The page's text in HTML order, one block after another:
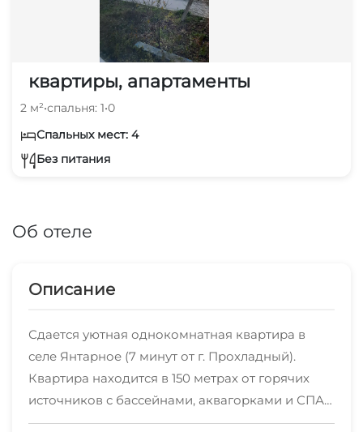
квартиры, апартаменты
2 м²•спальня: 1•0
Спальных мест: 4
Без питания
Об отеле
Описание
Сдается уютная однокомнатная квартира в
селе Янтарное (7 минут от г. Прохладный).
Квартира находится в 150 метрах от горячих
источников с бассейнами, аквагорками и СПА-
центром. В 5 минутах ходьбы расположено